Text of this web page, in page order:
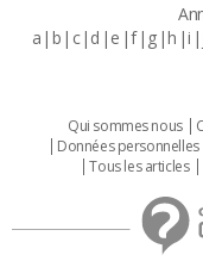
a b c d e f g h i
Qui sommes nous
Données personnelles
Tous les articles